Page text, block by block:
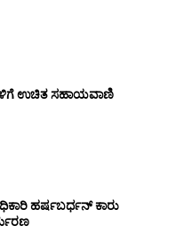
ಉಚಿತ ಸಹಾಯವಾಣಿ
ಹರ್ಷಬರ್ಧನ್ ಕಾರು